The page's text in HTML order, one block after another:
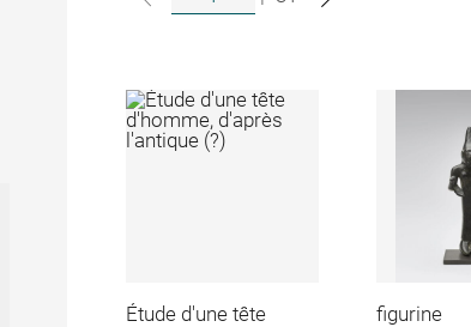
Étude d'une tête
figurine